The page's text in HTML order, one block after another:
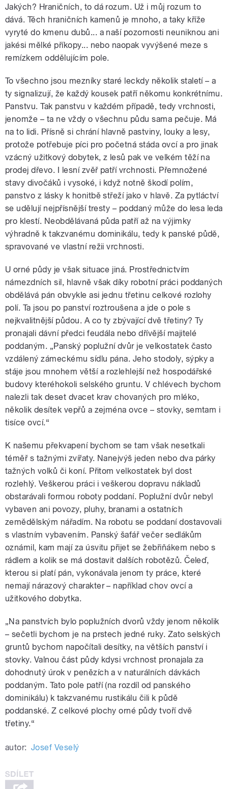
Jakých? Hraničních, to dá rozum. Už i můj rozum to
dává. Těch hraničních kamenů je mnoho, a taky kříže
vyryté do kmenu dubů... a naší pozornosti neuniknou ani
jakési mělké příkopy... nebo naopak vyvýšené meze s
remízkem oddělujícím pole.
To všechno jsou mezníky staré leckdy několik staletí – a
ty signalizují, že každý kousek patří někomu konkrétnímu.
Panstvu. Tak panstvu v každém případě, tedy vrchnosti,
jenomže – ta ne vždy o všechnu půdu sama pečuje. Má
na to lidi. Přísně si chrání hlavně pastviny, louky a lesy,
protože potřebuje píci pro početná stáda ovcí a pro jinak
vzácný užitkový dobytek, z lesů pak ve velkém těží na
prodej dřevo. I lesní zvěř patří vrchnosti. Přemnožené
stavy divočáků i vysoké, i když notně škodí polím,
panstvo z lásky k honitbě střeží jako v hlavě. Za pytláctví
se udělují nejpřísnější tresty – poddaný může do lesa leda
pro klestí. Neobdělávaná půda patří až na výjimky
výhradně k takzvanému dominikálu, tedy k panské půdě,
spravované ve vlastní režii vrchnosti.
U orné půdy je však situace jiná. Prostřednictvím
námezdních sil, hlavně však díky robotní práci poddaných
obdělává pán obvykle asi jednu třetinu celkové rozlohy
polí. Ta jsou po panství roztroušena a jde o pole s
nejkvalitnější půdou. A co ty zbývající dvě třetiny? Ty
pronajali dávní předci feudála nebo dřívější majitelé
poddaným. „Panský poplužní dvůr je velkostatek často
vzdálený zámeckému sídlu pána. Jeho stodoly, sýpky a
stáje jsou mnohem větší a rozlehlejší než hospodářské
budovy kteréhokoli selského gruntu. V chlévech bychom
nalezli tak deset dvacet krav chovaných pro mléko,
několik desítek vepřů a zejména ovce – stovky, semtam i
tisíce ovcí.“
K našemu překvapení bychom se tam však nesetkali
téměř s tažnými zvířaty. Nanejvýš jeden nebo dva párky
tažných volků či koní. Přitom velkostatek byl dost
rozlehlý. Veškerou práci i veškerou dopravu nákladů
obstarávali formou roboty poddaní. Poplužní dvůr nebyl
vybaven ani povozy, pluhy, branami a ostatních
zemědělským nářadím. Na robotu se poddaní dostavovali
s vlastním vybavením. Panský šafář večer sedlákům
oznámil, kam mají za úsvitu přijet se žebřiňákem nebo s
rádlem a kolik se má dostavit dalších robotězů. Čeleď,
kterou si platí pán, vykonávala jenom ty práce, které
nemají nárazový charakter – například chov ovcí a
užitkového dobytka.
„Na panstvích bylo poplužních dvorů vždy jenom několik
– sečetli bychom je na prstech jedné ruky. Zato selských
gruntů bychom napočítali desítky, na větších panství i
stovky. Valnou část půdy kdysi vrchnost pronajala za
dohodnutý úrok v penězích a v naturálních dávkách
poddaným. Tato pole patří (na rozdíl od panského
dominikálu) k takzvanému rustikálu čili k půdě
poddanské. Z celkové plochy orné půdy tvoří dvě
třetiny.“
autor: Josef Veselý